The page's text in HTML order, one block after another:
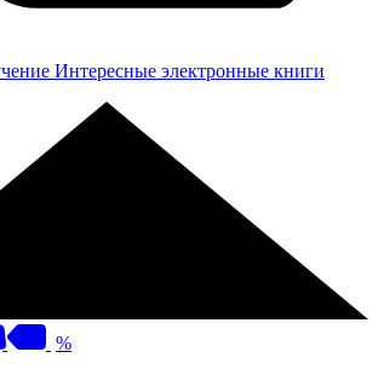
Интересные электронные книги
%